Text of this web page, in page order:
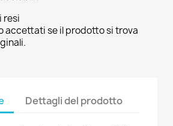
resi
accettati se il prodotto si trova
Dettagli del prodotto